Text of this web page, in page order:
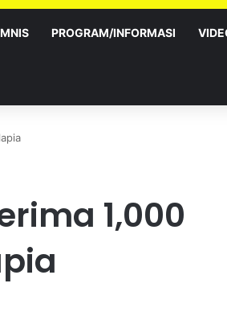
PROGRAM/INFORMASI
1,000